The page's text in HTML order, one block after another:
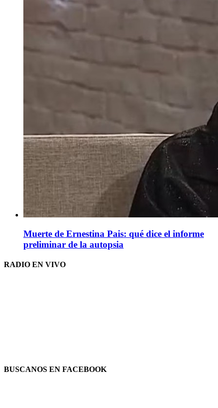
Muerte de Ernestina Pais: qué dice el informe
preliminar de la autopsia
RADIO EN VIVO
BUSCANOS EN FACEBOOK